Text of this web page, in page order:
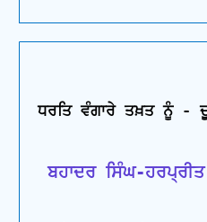
ਧਰਤਿ ਵੰਗਾਰੇ ਤਖ਼ਤ ਨੂੰ -
ਬਹਾਦਰ ਸਿੰਘ-